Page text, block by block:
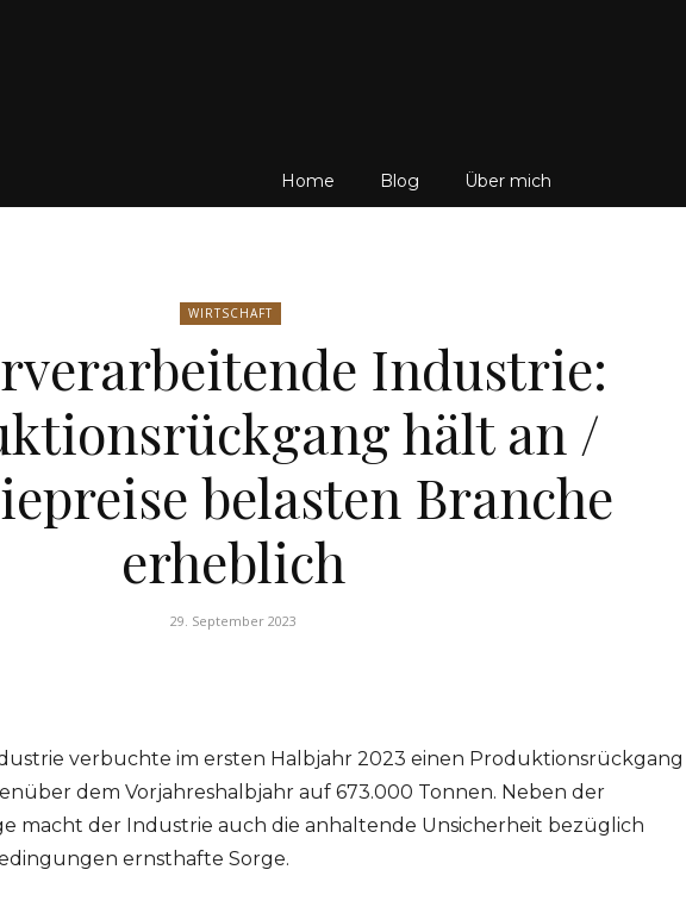
Home Blog Über mich
WIRTSCHAFT
Industrie:
hält an /
belasten Branche
erheblich
29. September 2023
verbuchte im ersten Halbjahr 2023 einen Produktionsrückgang
dem Vorjahreshalbjahr auf 673.000 Tonnen. Neben der
macht der Industrie auch die anhaltende Unsicherheit bezüglich
ernsthafte Sorge.